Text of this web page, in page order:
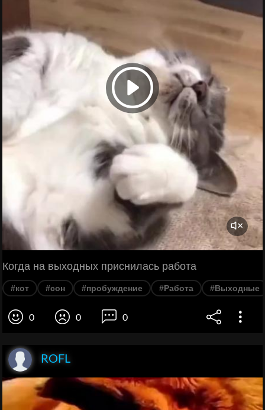
Когда на выходных приснилась работа
#кот #сон #пробуждение #Работа #Выходные
0 0 0
ROFL